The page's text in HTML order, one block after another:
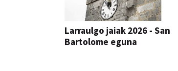
Larraulgo jaiak 2026 - San
Bartolome eguna